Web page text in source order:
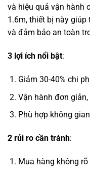
và hiệu quả vận hành
1.6m, thiết bị này giúp
và đảm bảo an toàn
3 lợi ích nổi bật:
Giảm 30-40% chi
Vận hành đơn
Phù hợp không
2 rủi ro cần tránh:
Mua hàng không